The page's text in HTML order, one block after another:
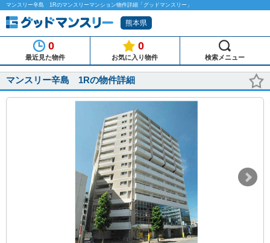
マンスリー辛島 1Rのマンスリーマンション物件詳細「グッドマンスリー」
熊本県
0
最近見た物件
0
お気に入り物件 検索メニュー
マンスリー辛島 1Rの物件詳細